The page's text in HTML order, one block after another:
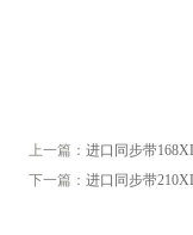
上一篇： 进口同步带
下一篇： 进口同步带